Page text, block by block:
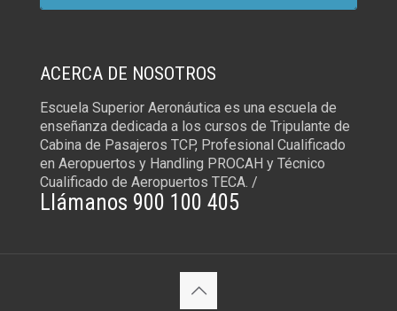
ACERCA DE NOSOTROS
Escuela Superior Aeronáutica es una escuela de
enseñanza dedicada a los cursos de Tripulante de
Cabina de Pasajeros TCP, Profesional Cualificado
en Aeropuertos y Handling PROCAH y Técnico
Cualificado de Aeropuertos TECA. /
Llámanos 900 100 405